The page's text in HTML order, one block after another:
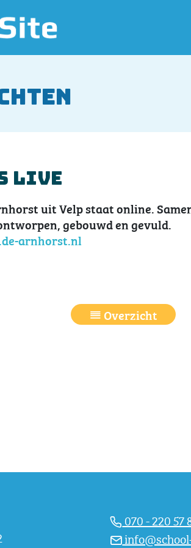
live
uit Velp staat online.
gebouwd en gevuld.
arnhorst.nl
Overzicht
070 - 220 57